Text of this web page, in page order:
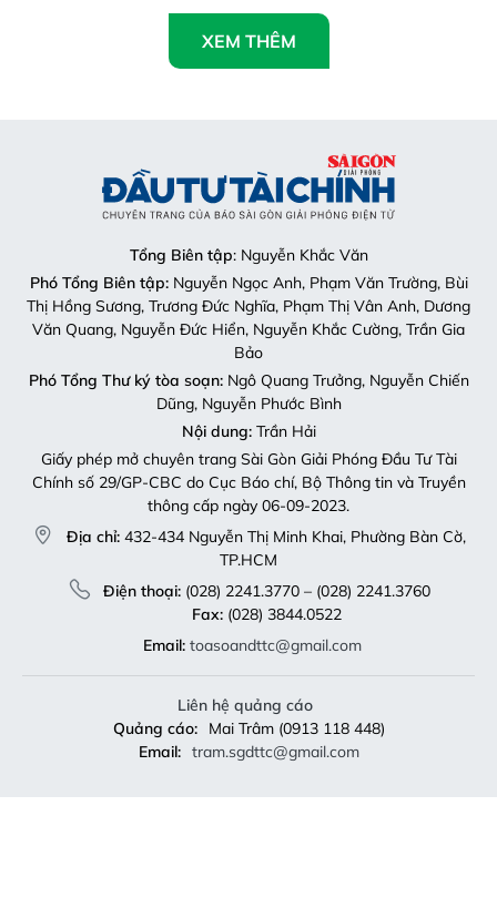
XEM THÊM
Tổng Biên tập: Nguyễn Khắc Văn
Phó Tổng Biên tập:Nguyễn Ngọc Anh, Phạm Văn Trường, Bùi
Thị Hồng Sương, Trương Đức Nghĩa, Phạm Thị Vân Anh, Dương
Văn Quang, Nguyễn Đức Hiển, Nguyễn Khắc Cường, Trần Gia
Bảo
Phó Tổng Thư ký tòa soạn:Ngô Quang Trưởng, Nguyễn Chiến
Dũng, Nguyễn Phước Bình
Nội dung:Trần Hải
Giấy phép mở chuyên trang Sài Gòn Giải Phóng Đầu Tư Tài
Chính số 29/GP-CBC do Cục Báo chí, Bộ Thông tin và Truyền
thông cấp ngày 06-09-2023.
Địa chỉ: 432-434 Nguyễn Thị Minh Khai, Phường Bàn Cờ,
TP.HCM
Điện thoại:(028) 2241.3770 – (028) 2241.3760
Fax:(028) 3844.0522
Email: toasoandttc@gmail.com
Liên hệ quảng cáo
Quảng cáo:
Mai Trâm (0913 118 448)
Email: tram.sgdttc@gmail.com